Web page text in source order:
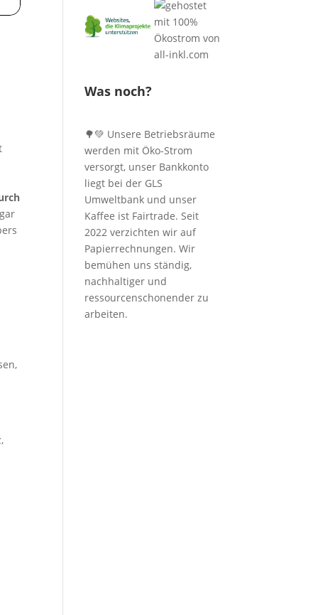
Was noch?
🌳💚 Unsere Betriebsräume
werden mit Öko-Strom
versorgt, unser Bankkonto
liegt bei der GLS
Umweltbank und unser
Kaffee ist Fairtrade. Seit
2022 verzichten wir auf
Papierrechnungen. Wir
bemühen uns ständig,
nachhaltiger und
ressourcenschonender zu
arbeiten.